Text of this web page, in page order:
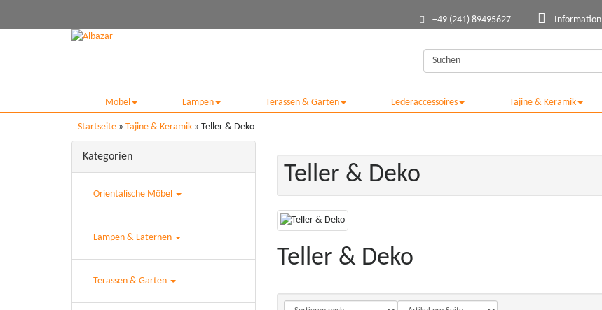
+49 (241) 89495627 Information
Möbel Lampen Terassen & Garten Lederaccessoires Tajine & Keramik
Startseite » Tajine & Keramik » Teller & Deko
Kategorien
Orientalische Möbel
Lampen & Laternen
Terassen & Garten
Teller & Deko
Teller & Deko